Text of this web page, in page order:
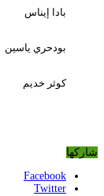
بادا إيناس
بودحري ياسين
كوثر خديم
شاركها
Facebook
Twitter